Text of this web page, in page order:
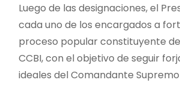
Luego de las designaciones, el
cada uno de los encargados a
proceso popular constituyente de
CCBI, con el objetivo de seguir
ideales del Comandante Supremo